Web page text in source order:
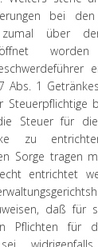
bei den
zumal über
Abs. 1
Steuerpflichtige
Steuer für
zu
Sorge tragen
entrichtet
daß für
Pflichten für